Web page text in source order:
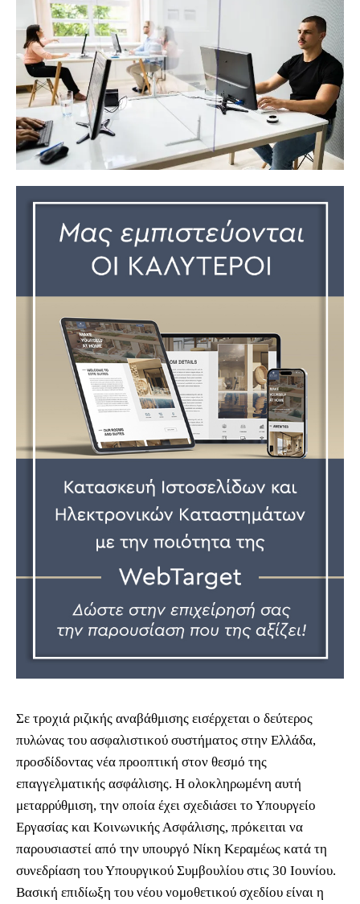
Σε τροχιά ριζικής αναβάθμισης εισέρχεται ο δεύτερος
πυλώνας του ασφαλιστικού συστήματος στην Ελλάδα,
προσδίδοντας νέα προοπτική στον θεσμό της
επαγγελματικής ασφάλισης. Η ολοκληρωμένη αυτή
μεταρρύθμιση, την οποία έχει σχεδιάσει το Υπουργείο
Εργασίας και Κοινωνικής Ασφάλισης, πρόκειται να
παρουσιαστεί από την υπουργό Νίκη Κεραμέως κατά τη
συνεδρίαση του Υπουργικού Συμβουλίου στις 30 Ιουνίου.
Βασική επιδίωξη του νέου νομοθετικού σχεδίου είναι η